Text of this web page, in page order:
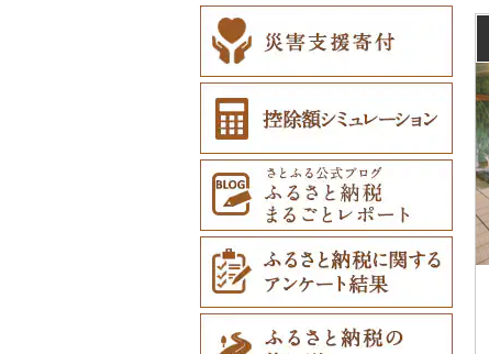
室蘭市
士幌町
天塩町
京極町
新十津川町
江別市
蘭越町
幌加内町
古平町
伊達市
平田村
飯舘村
矢祭町
楢葉町
湯川村
滑川町
熊谷市
白岡市
ときがわ町
朝霞市
美里町
行田市
深谷市
柏市
市川市
市原市
池田町
川上村
信濃町
南牧村
伊那市
立科町
東御市
中野市
川辺町
輪之内町
神戸町
瑞浪市
中津川市
高山市
郡上市
白川村
伊豆市
焼津市
富士宮市
河津町
袋井市
熱海市
掛川市
伊豆の国市
西尾市
幸田町
碧南市
岡崎市
愛知県（県庁）
蒲郡市
東郷町
犬山市
明和町
いなべ市
紀北町
熊野市
南伊勢町
朝日町
菰野町
紀宝町
湖南市
彦根市
栗東市
愛荘町
滋賀県（県庁）
米原市
豊郷町
多賀町
城陽市
京丹後市
井手町
木津川市
宇治田原町
長岡京市
綾部市
笠置町
泉佐野市
藤井寺市
能勢町
阪南市
貝塚市
岸和田市
泉南市
忠岡町
太子町
佐用町
多可町
朝来市
市川町
三木市
新温泉町
福崎町
宇陀市
山添村
大淀町
安堵町
王寺町
十津川村
高取町
広陵町
有田市
広川町
和歌山市
海南市
那智勝浦町
美浜町
御坊市
高野町
北栄町
智頭町
江府町
八頭町
若桜町
湯梨浜町
岩美町
倉吉市
知夫村
吉賀町
出雲市
奥出雲町
西ノ島町
浜田市
大田市
松江市
新見市
浅口市
美作市
岡山市
早島町
笠岡市
里庄町
玉野市
廿日市市
福山市
広島市
庄原市
府中市
大崎上島町
東広島市
竹原市
山口県（県庁）
田布施町
防府市
上関町
山陽小野田市
山口市
周南市
宇部市
藍住町
東みよし町
徳島県（県庁）
阿南市
上板町
海陽町
徳島市
勝浦町
三豊市
宇多津町
小豆島町
香川県（県庁）
土庄町
三木町
まんのう町
琴平町
八幡浜市
上島町
松前町
愛南町
新居浜市
伊予市
松山市
西条市
芸西村
日高村
室戸市
黒潮町
四万十市
奈半利町
土佐市
津野町
苅田町
春日市
上毛町
中間市
太宰府市
赤村
須恵町
香春町
江北町
多久市
伊万里市
神埼市
有田町
基山町
上峰町
吉野ヶ里町
諫早市
長与町
対馬市
長崎県（県庁）
佐世保市
南島原市
波佐見町
長崎市
湯前町
菊池市
山江村
宇城市
西原村
水上村
高森町
大津町
大分県
九重町
竹田市
別府市
中津市
豊後大野市
杵築市
日出町
津久見市
宮崎県
宮崎市
木城町
川南町
三股町
都城市
椎葉村
日向市
指宿市
龍郷町
中種子町
出水市
いちき串木野市
徳之島町
湧水町
沖縄県
うるま市
嘉手納町
北谷町
宮古島市
八重瀬町
座間味村